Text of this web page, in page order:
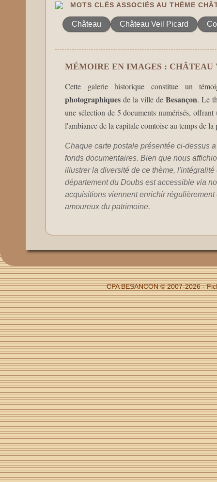
MOTS CLÉS ASSOCIÉS AU THÈME
Château Château Veil Picard
MÉMOIRE EN IMAGES : CHÂTEAU
Cette galerie historique constitue un
photographiques de la ville de Besançon. Le
une sélection de 5 documents numérisés,
l'ambiance de la capitale comtoise au temps de la
Chaque carte postale présentée ci-dessus
fonds documentaires. Bien que nous
illustrer la diversité de ce thème,
département du Doubs est accessible via
acquisitions viennent enrichir
amoureux du patrimoine.
CPA BESANCON © 2007-2026 -